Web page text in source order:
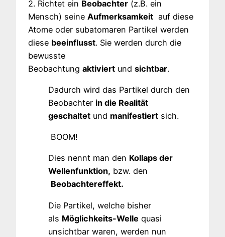
2. Richtet ein Beobachter (z.B. ein
Mensch) seine Aufmerksamkeit auf diese
Atome oder subatomaren Partikel werden
diese beeinflusst. Sie werden durch die
bewusste
Beobachtung aktiviert und sichtbar.
Dadurch wird das Partikel durch den
Beobachter in die Realität
geschaltet und manifestiert sich.
BOOM!
Dies nennt man den Kollaps der
Wellenfunktion, bzw. den
Beobachtereffekt.
Die Partikel, welche bisher
als Möglichkeits-Welle quasi
unsichtbar waren, werden nun